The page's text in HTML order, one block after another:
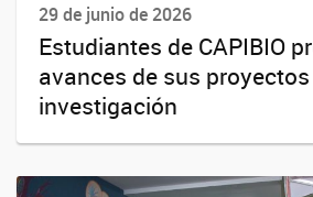
29 de junio de 2026
Estudiantes de CAPIBIO
avances de sus
investigación